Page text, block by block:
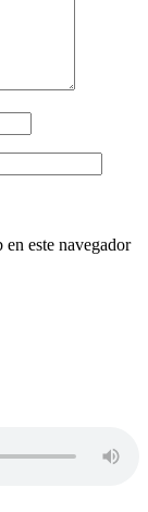
este navegador